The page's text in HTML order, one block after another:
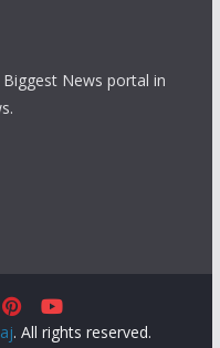
News portal in
. All rights reserved.